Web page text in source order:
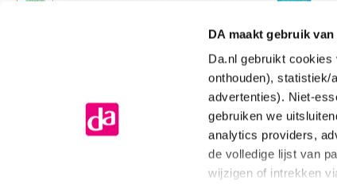
DA maakt gebruik
Da.nl gebruikt
onthouden), statistiek/
advertenties). Niet-
gebruiken we
analytics providers,
de volledige lijst van
wijzigen of intrekken
onze webshop mag verkopen.
Algemene voorwaarden